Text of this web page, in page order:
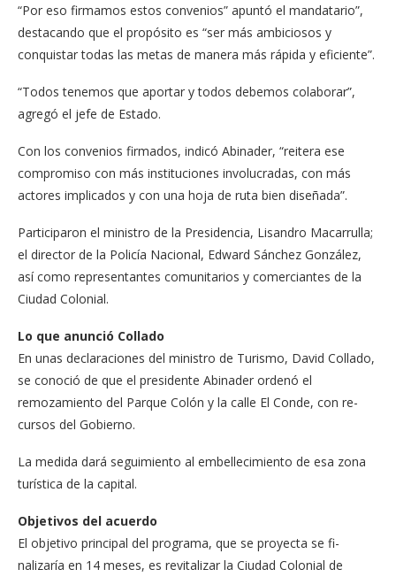
“Por eso firmamos estos convenios” apuntó el man­datario”,
destacando que el propósito es “ser más ambi­ciosos y
conquistar todas las metas de manera más rápi­da y eficiente”.
“Todos tenemos que aportar y todos debemos colaborar”,
agregó el jefe de Estado.
Con los convenios firma­dos, indicó Abinader, “reite­ra ese
compromiso con más instituciones involucradas, con más
actores implicados y con una hoja de ruta bien diseñada”.
Participaron el ministro de la Presidencia, Lisandro Macarrulla;
el director de la Policía Nacional, Edward Sánchez González,
así co­mo representantes comuni­tarios y comerciantes de la
Ciudad Colonial.
Lo que anunció Collado
En unas declaraciones del mi­nistro de Turismo, David Co­llado,
se conoció de que el pre­sidente Abinader ordenó el
remozamiento del Parque Co­lón y la calle El Conde, con re­
cursos del Gobierno.
La medida dará seguimien­to al embellecimiento de esa zona
turística de la capital.
Objetivos del acuerdo
El objetivo principal del pro­grama, que se proyecta se fi­
nalizaría en 14 meses, es re­vitalizar la Ciudad Colonial de